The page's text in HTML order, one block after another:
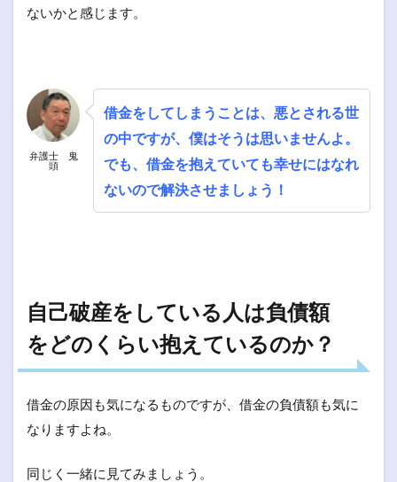
ないかと感じます。
弁護士 鬼
頭
借金をしてしまうことは、悪とされる世
の中ですが、僕はそうは思いませんよ。
でも、借金を抱えていても幸せにはなれ
ないので解決させましょう！
自己破産をしている人は負債額
をどのくらい抱えているのか？
借金の原因も気になるものですが、借金の負債額も気に
なりますよね。
同じく一緒に見てみましょう。